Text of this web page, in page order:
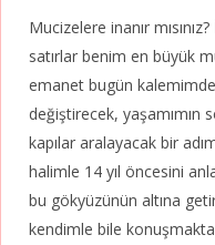
Mucizelere inanır
satırlar benim en büyük
emanet bugün
değiştirecek, yaşamımın
kapılar aralayacak bir
halimle 14 yıl öncesini
bu gökyüzünün altına
kendimle bile